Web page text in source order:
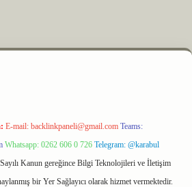
E-mail: backlinkpaneli@gmail.com Teams:
Whatsapp: 0262 606 0 726 Telegram: @karabul
Kanun gereğince Bilgi Teknolojileri ve İletişim
bir Yer Sağlayıcı olarak hizmet vermektedir.